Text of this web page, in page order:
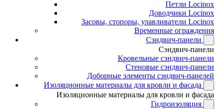
Петли Locinox
Доводчики Locinox
Засовы, стопоры, улавливатели Locinox
Временные ограждения
Сэндвич-панели
Сэндвич-панели
Кровельные сэндвич-панели
Стеновые сэндвич-панели
Доборные элементы сэндвич-панелей
Изоляционные материалы для кровли и фасада
Изоляционные материалы для кровли и фасада
Гидроизоляция